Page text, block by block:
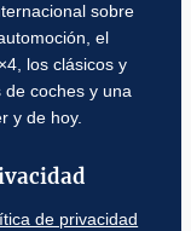
sobre
el
los clásicos y
coches y una
y de hoy.
de privacidad